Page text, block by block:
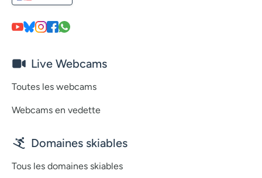
Live Webcams
Toutes les webcams
Webcams en vedette
Domaines skiables
Tous les domaines skiables